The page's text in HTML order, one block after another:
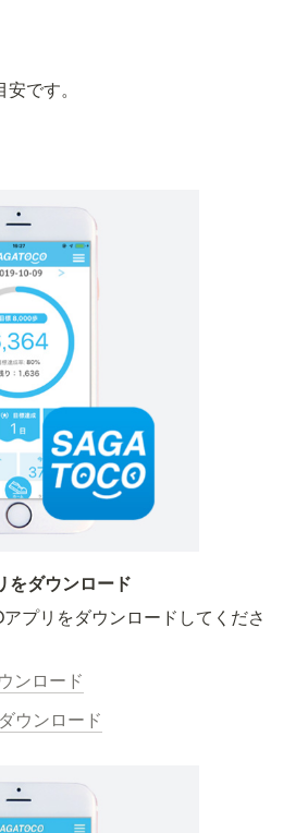
です。
をダウンロード
プリをダウンロードしてくださ
ンロード
ウンロード